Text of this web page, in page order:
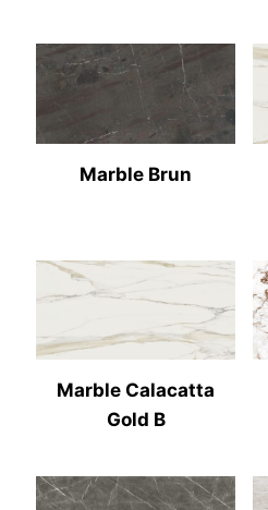
Marble Brun
Marble Calacatta
Gold B